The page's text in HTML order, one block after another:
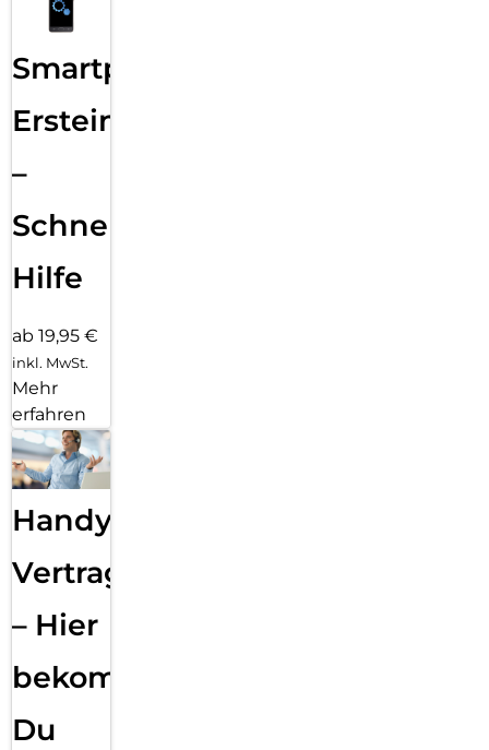
Smartphone
Ersteinrichtung
–
Schnelle
Hilfe
ab 19,95 €
inkl. MwSt.
Mehr
erfahren
Handy
Vertragsabwicklung
– Hier
bekommst
Du